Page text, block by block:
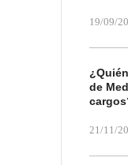
19/09/
de
21/11/